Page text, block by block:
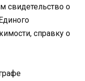
свидетельство о
справку о